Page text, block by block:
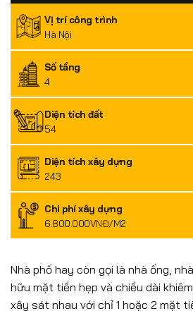
Vị trí công trình
Hà Nội
Số tầng
4
Diện tích đất
54
Diện tích xây dựng
243
Chi phí xây dựng
6.800.000VNĐ/M2
Nhà phố hay còn gọi là nhà ống,
hữu mặt tiền hẹp và chiều dài
xây sát nhau với chỉ 1 hoặc 2 mặt